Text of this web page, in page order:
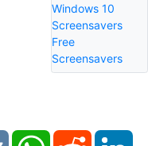
Windows 10
Screensavers
Free
Screensavers
VK WhatsAppReddit